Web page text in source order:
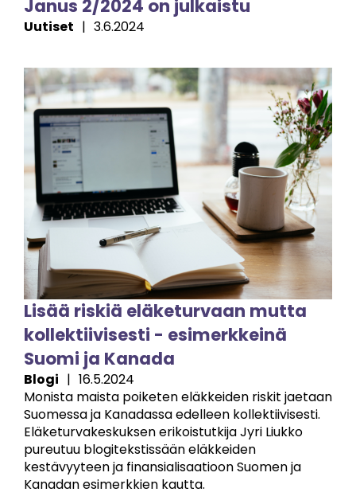
Janus 2/2024 on julkaistu
Uutiset | 3.6.2024
Image
Lisää riskiä eläketurvaan mutta
kollektiivisesti - esimerkkeinä
Suomi ja Kanada
Blogi | 16.5.2024
Monista maista poiketen eläkkeiden riskit jaetaan
Suomessa ja Kanadassa edelleen kollektiivisesti.
Eläketurvakeskuksen erikoistutkija Jyri Liukko
pureutuu blogitekstissään eläkkeiden
kestävyyteen ja finansialisaatioon Suomen ja
Kanadan esimerkkien kautta.